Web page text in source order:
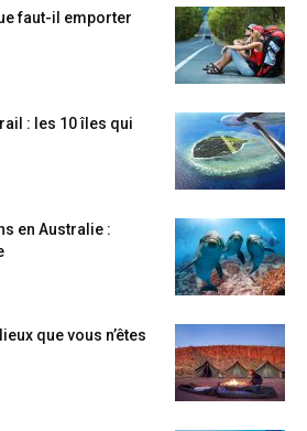
faut-il emporter
: les 10 îles qui
en Australie :
que vous n’êtes